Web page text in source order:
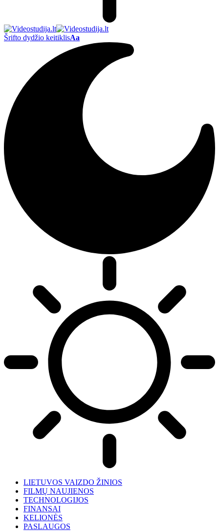
Šrifto dydžio keitiklisAa
LIETUVOS VAIZDO ŽINIOS
FILMŲ NAUJIENOS
TECHNOLOGIJOS
FINANSAI
KELIONĖS
PASLAUGOS